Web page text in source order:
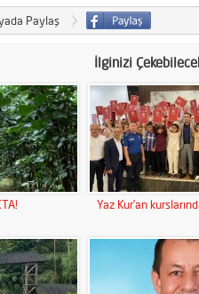
Paylaş
İlginizi
Yaz Kur’an